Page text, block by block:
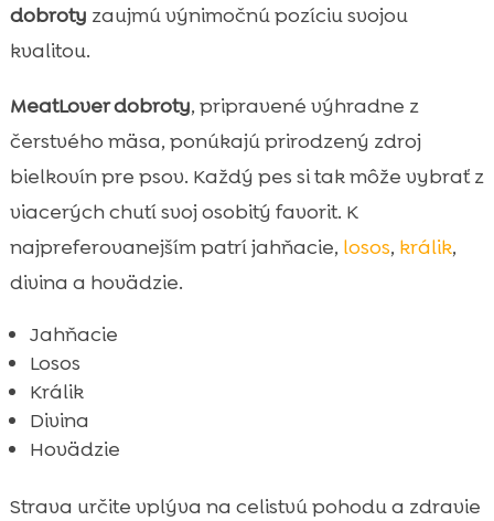
dobroty zaujmú výnimočnú pozíciu svojou
kvalitou.
MeatLover dobroty, pripravené výhradne z
čerstvého mäsa, ponúkajú prirodzený zdroj
bielkovín pre psov. Každý pes si tak môže vybrať z
viacerých chutí svoj osobitý favorit. K
najpreferovanejším patrí jahňacie, losos, králik,
divina a hovädzie.
Jahňacie
Losos
Králik
Divina
Hovädzie
Strava určite vplýva na celistvú pohodu a zdravie